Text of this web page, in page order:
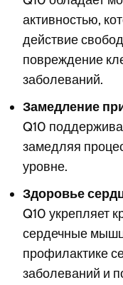
активностью,
действие
повреждение
заболеваний.
Замедление
Q10
замедляя
уровне.
Здоровье
Q10 укрепляет
сердечные
профилактике
заболеваний и